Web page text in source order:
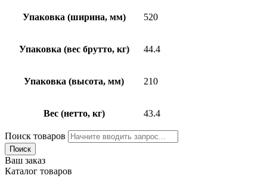
Упаковка (ширина, мм) 520
Упаковка (вес брутто, кг) 44.4
Упаковка (высота, мм) 210
Вес (нетто, кг) 43.4
Поиск товаров
Поиск
Ваш заказ
Каталог товаров